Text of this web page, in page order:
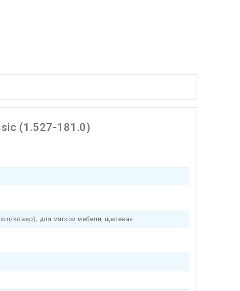
(1.527-181.0)
ковер); для мягкой мебели; щелевая